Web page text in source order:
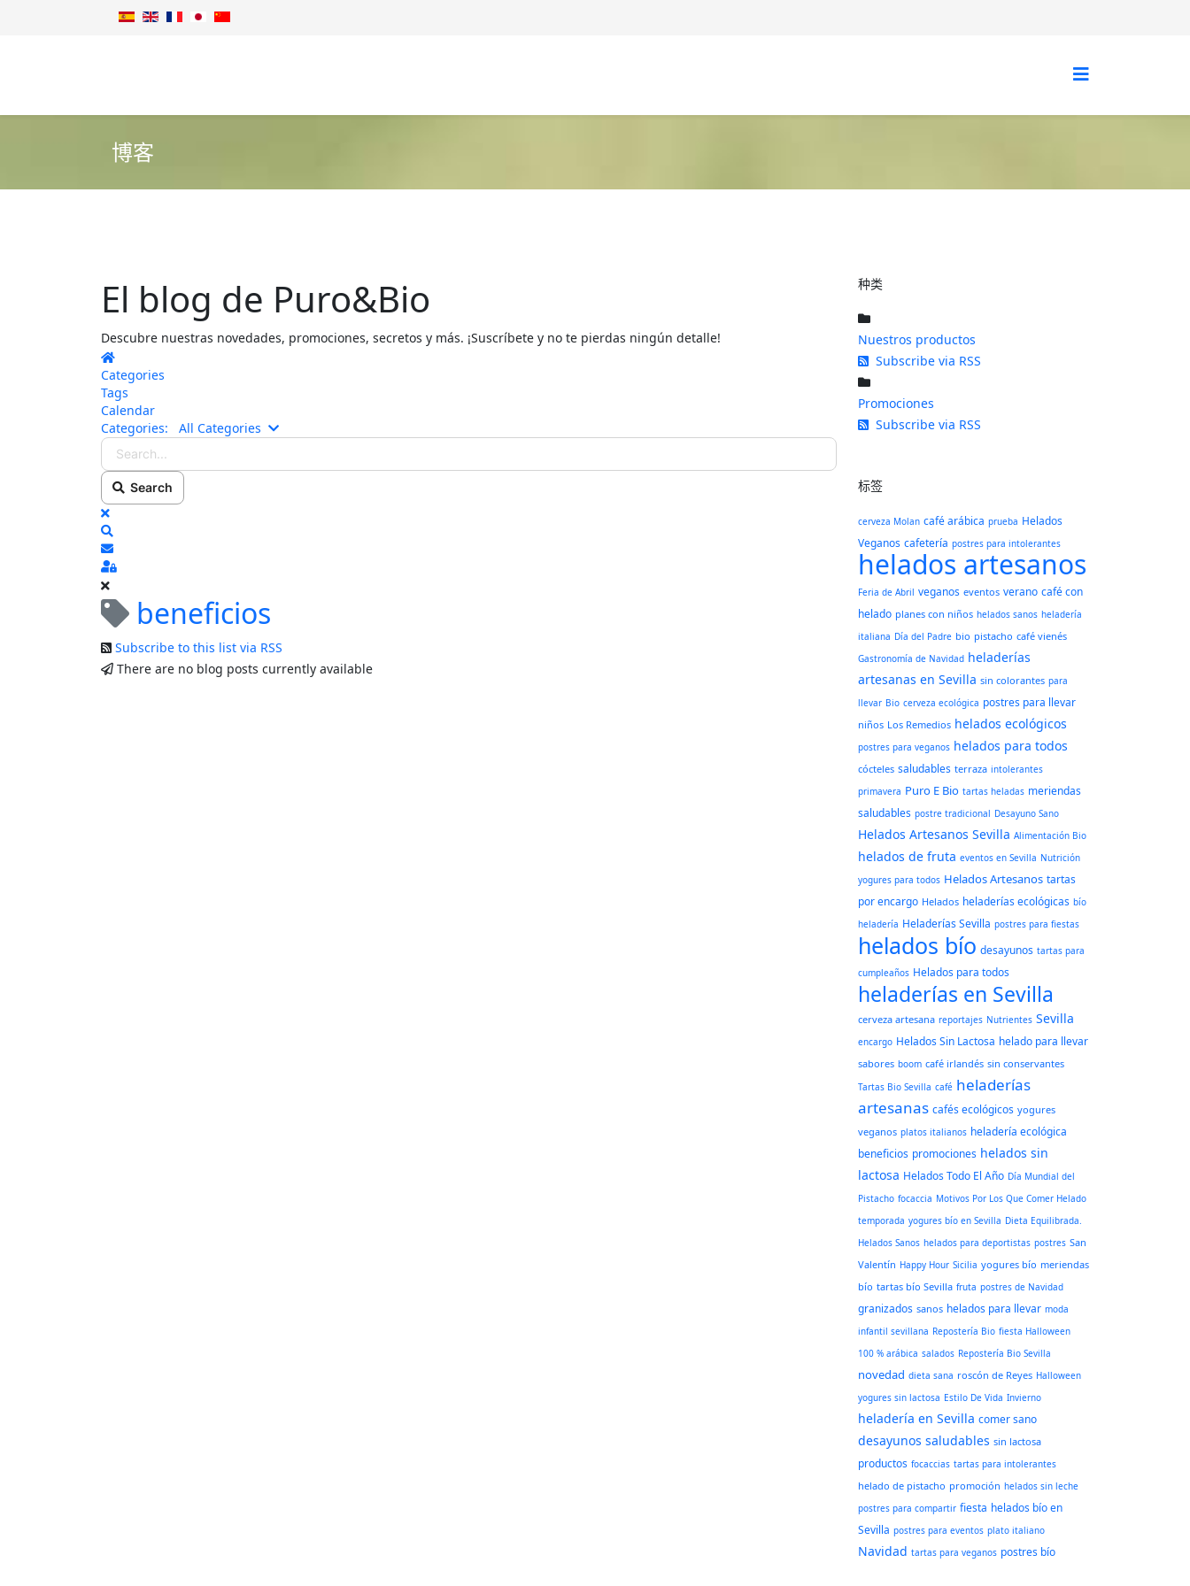
博客
El blog de Puro&Bio
Descubre nuestras novedades, promociones, secretos y más. ¡Suscríbete y no te pierdas ningún detalle!
Home
Categories
Tags
Calendar
Categories:
All Categories Search...
Search
x
Subscribe to blog
Sign In
beneficios
Subscribe to this list via RSS
There are no blog posts currently available
种类
Nuestros productos
Subscribe via RSS
Promociones
Subscribe via RSS
标签
cerveza Molan café arábica prueba Helados
Veganos cafetería postres para intolerantes
helados artesanos
Feria de Abril veganos eventos verano café con
helado planes con niños helados sanos heladería
italiana Día del Padre bio pistacho café vienés
Gastronomía de Navidad heladerías
artesanas en Sevilla sin colorantes para
llevar Bio cerveza ecológica postres para llevar
niños Los Remedios helados ecológicos
postres para veganos helados para todos
cócteles saludables terraza intolerantes
primavera Puro E Bio tartas heladas meriendas
saludables postre tradicional Desayuno Sano
Helados Artesanos Sevilla Alimentación Bio
helados de fruta eventos en Sevilla Nutrición
yogures para todos Helados Artesanos tartas
por encargo Helados heladerías ecológicas bío
heladería Heladerías Sevilla postres para fiestas
helados bío desayunos tartas para
cumpleaños Helados para todos
heladerías en Sevilla
cerveza artesana reportajes Nutrientes Sevilla
encargo Helados Sin Lactosa helado para llevar
sabores boom café irlandés sin conservantes
Tartas Bio Sevilla café heladerías
artesanas cafés ecológicos yogures
veganos platos italianos heladería ecológica
beneficios promociones helados sin
lactosa Helados Todo El Año Día Mundial del
Pistacho focaccia Motivos Por Los Que Comer Helado
temporada yogures bío en Sevilla Dieta Equilibrada.
Helados Sanos helados para deportistas postres San
Valentín Happy Hour Sicilia yogures bío meriendas
bío tartas bío Sevilla fruta postres de Navidad
granizados sanos helados para llevar moda
infantil sevillana Repostería Bio fiesta Halloween
100 % arábica salados Repostería Bio Sevilla
novedad dieta sana roscón de Reyes Halloween
yogures sin lactosa Estilo De Vida Invierno
heladería en Sevilla comer sano
desayunos saludables sin lactosa
productos focaccias tartas para intolerantes
helado de pistacho promoción helados sin leche
postres para compartir fiesta helados bío en
Sevilla postres para eventos plato italiano
Navidad tartas para veganos postres bío